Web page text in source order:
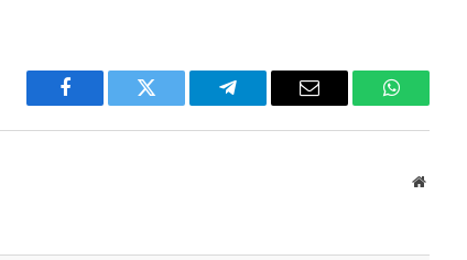
Facebook Twitter Telegram Email WhatsApp
Website